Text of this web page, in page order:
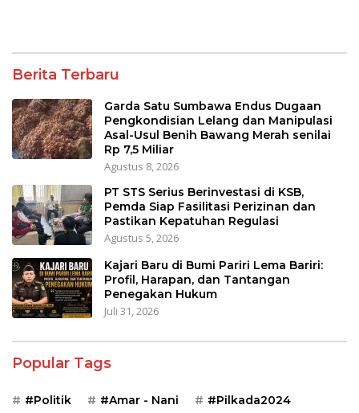
Berita Terbaru
Garda Satu Sumbawa Endus Dugaan
Pengkondisian Lelang dan Manipulasi
Asal-Usul Benih Bawang Merah senilai
Rp 7,5 Miliar
Agustus 8, 2026
PT STS Serius Berinvestasi di KSB,
Pemda Siap Fasilitasi Perizinan dan
Pastikan Kepatuhan Regulasi
Agustus 5, 2026
Kajari Baru di Bumi Pariri Lema Bariri:
Profil, Harapan, dan Tantangan
Penegakan Hukum
Juli 31, 2026
Popular Tags
#Politik #Amar - Nani #Pilkada2024